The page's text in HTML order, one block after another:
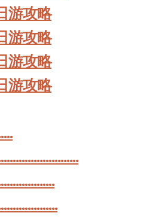
游攻略
游攻略
游攻略
游攻略
....
..........................
..................
...................